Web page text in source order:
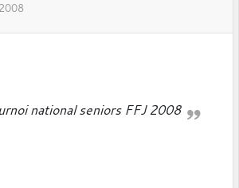
2008
national seniors FFJ 2008